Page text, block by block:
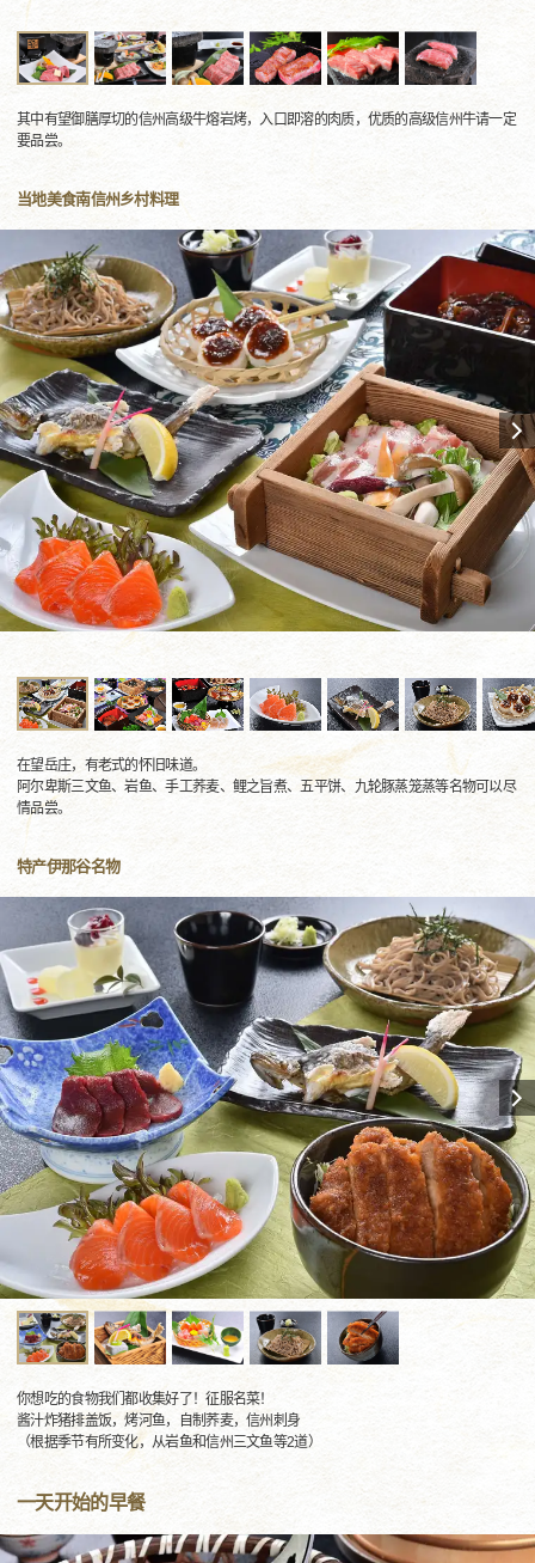
其中有望御膳厚切的信州高级牛熔岩烤，入口即溶的肉质，优质的高级信州牛请一定
要品尝。
当地美食南信州乡村料理
在望岳庄，有老式的怀旧味道。
阿尔卑斯三文鱼、岩鱼、手工荞麦、鲤之旨煮、五平饼、九轮豚蒸笼蒸等名物可以尽
情品尝。
特产伊那谷名物
你想吃的食物我们都收集好了！征服名菜！
酱汁炸猪排盖饭，烤河鱼，自制荞麦，信州刺身
（根据季节有所变化，从岩鱼和信州三文鱼等2道）
一天开始的早餐